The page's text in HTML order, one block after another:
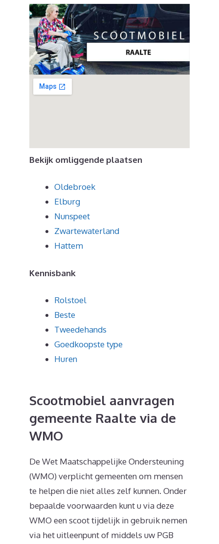
Bekijk omliggende plaatsen
Oldebroek
Elburg
Nunspeet
Zwartewaterland
Hattem
Kennisbank
Rolstoel
Beste
Tweedehands
Goedkoopste type
Huren
Scootmobiel aanvragen
gemeente Raalte via de
WMO
De Wet Maatschappelijke Ondersteuning
(WMO) verplicht gemeenten om mensen
te helpen die niet alles zelf kunnen. Onder
bepaalde voorwaarden kunt u via deze
WMO een scoot tijdelijk in gebruik nemen
via het uitleenpunt of middels uw PGB